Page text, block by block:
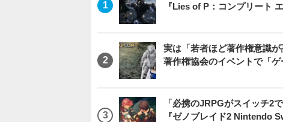
『Lies of P：コンプリート
実は「若者ほど著作権意識
著作権協会のイベントで「
「必携のJRPGがスイッチ2
『ゼノブレイド2 Nintendo